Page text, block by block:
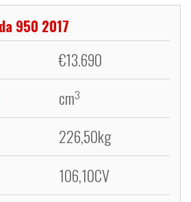
950 2017
€13.690
cm3
226,50kg
106,10CV